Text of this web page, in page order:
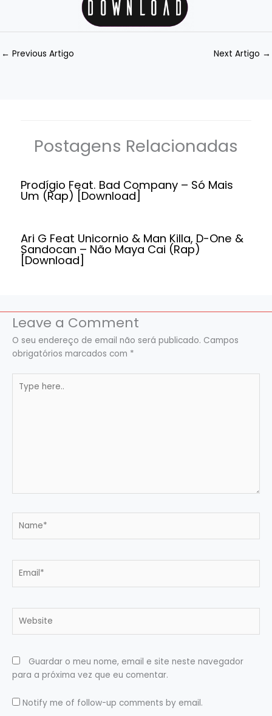
← Previous Artigo Next Artigo →
Postagens Relacionadas
Prodígio Feat. Bad Company – Só Mais
Um (Rap) [Download]
Ari G Feat Unicornio & Man Killa, D-One &
Sandocan – Não Maya Cai (Rap)
[Download]
Leave a Comment
O seu endereço de email não será publicado. Campos
obrigatórios marcados com *
here..
Guardar o meu nome, email e site neste navegador
para a próxima vez que eu comentar.
Notify me of follow-up comments by email.